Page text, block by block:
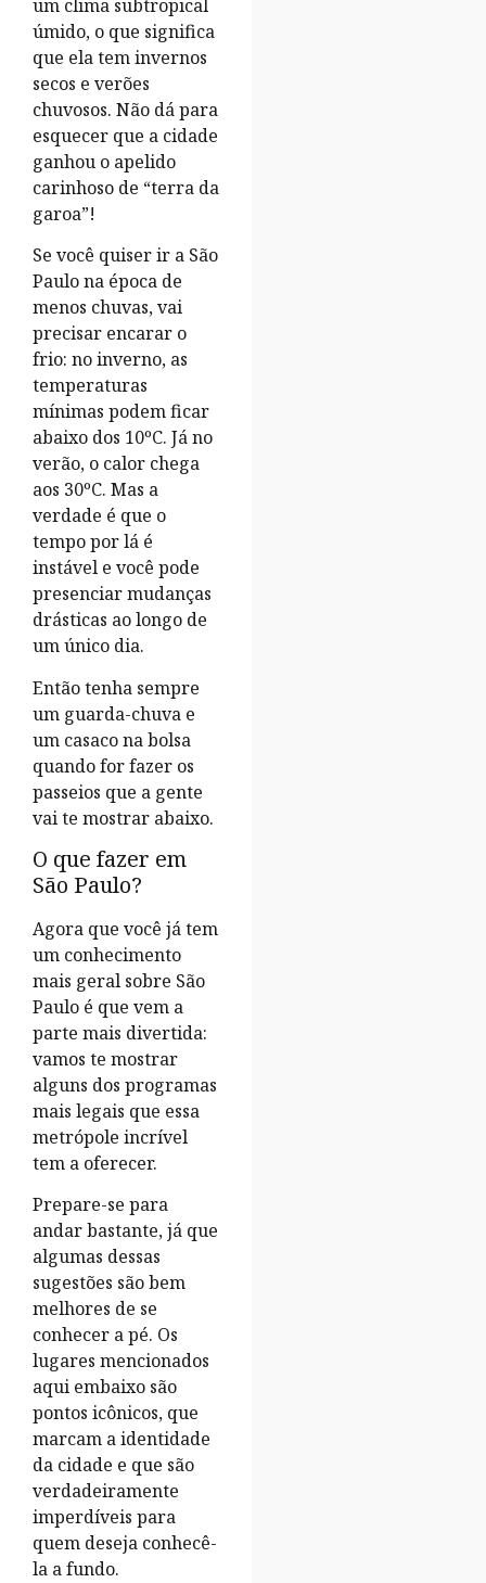
um clima subtropical
úmido, o que significa
que ela tem invernos
secos e verões
chuvosos. Não dá para
esquecer que a cidade
ganhou o apelido
carinhoso de “terra da
garoa”!
Se você quiser ir a São
Paulo na época de
menos chuvas, vai
precisar encarar o
frio: no inverno, as
temperaturas
mínimas podem ficar
abaixo dos 10ºC. Já no
verão, o calor chega
aos 30ºC. Mas a
verdade é que o
tempo por lá é
instável e você pode
presenciar mudanças
drásticas ao longo de
um único dia.
Então tenha sempre
um guarda-chuva e
um casaco na bolsa
quando for fazer os
passeios que a gente
vai te mostrar abaixo.
O que fazer em
São Paulo?
Agora que você já tem
um conhecimento
mais geral sobre São
Paulo é que vem a
parte mais divertida:
vamos te mostrar
alguns dos programas
mais legais que essa
metrópole incrível
tem a oferecer.
Prepare-se para
andar bastante, já que
algumas dessas
sugestões são bem
melhores de se
conhecer a pé. Os
lugares mencionados
aqui embaixo são
pontos icônicos, que
marcam a identidade
da cidade e que são
verdadeiramente
imperdíveis para
quem deseja conhecê-
la a fundo.